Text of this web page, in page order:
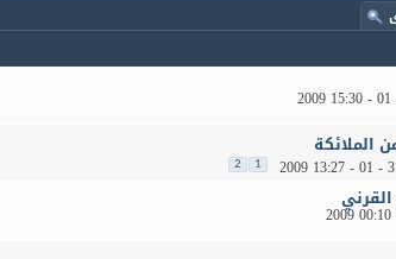
الملائكة‏
1
2